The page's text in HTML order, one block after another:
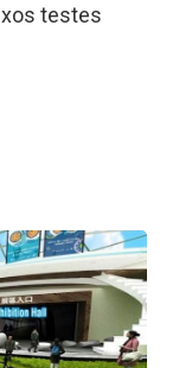
testes